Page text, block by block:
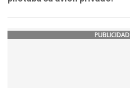
PUBLICIDAD